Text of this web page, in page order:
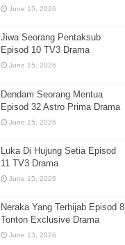
June 15, 2026
Jiwa Seorang Pentaksub
Episod 10 TV3 Drama
June 15, 2026
Dendam Seorang Mentua
Episod 32 Astro Prima Drama
June 15, 2026
Luka Di Hujung Setia Episod
11 TV3 Drama
June 15, 2026
Neraka Yang Terhijab Episod 8
Tonton Exclusive Drama
June 13, 2026